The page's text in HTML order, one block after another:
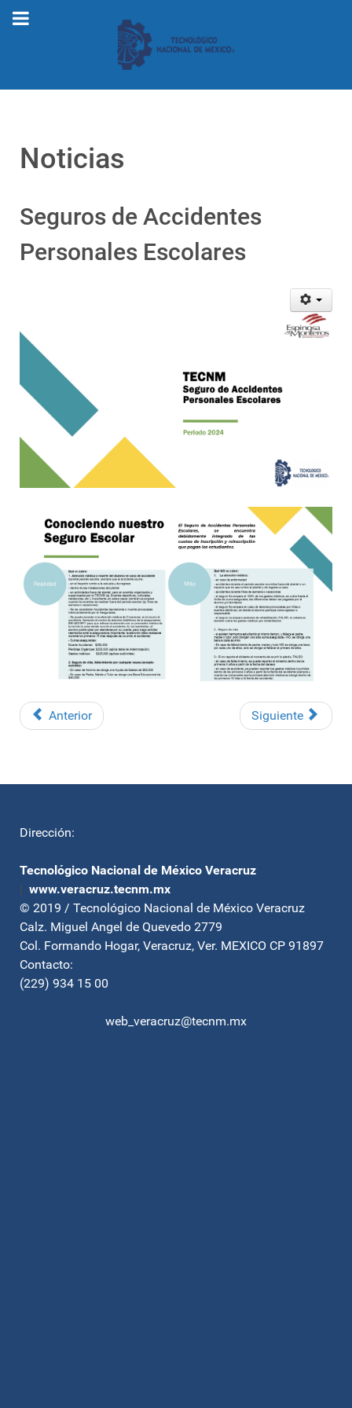
Noticias
Seguros de Accidentes
Personales Escolares
Anterior Siguiente
Dirección:
Tecnológico Nacional de México Veracruz
| www.veracruz.tecnm.mx
© 2019 / Tecnológico Nacional de México Veracruz
Calz. Miguel Angel de Quevedo 2779
Col. Formando Hogar, Veracruz, Ver. MEXICO CP 91897
Contacto:
(229) 934 15 00
web_veracruz@tecnm.mx